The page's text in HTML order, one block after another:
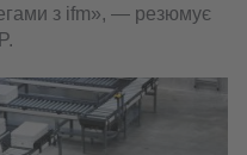
з ifm», — резюмує